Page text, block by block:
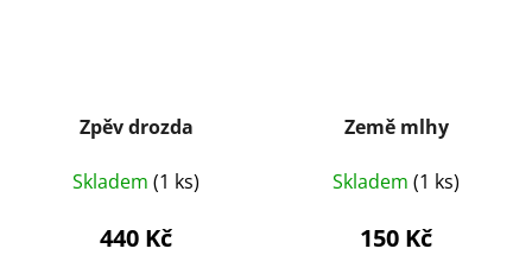
Zpěv drozda
Skladem (1 ks)
440 Kč
Země mlhy
Skladem (1 ks)
150 Kč